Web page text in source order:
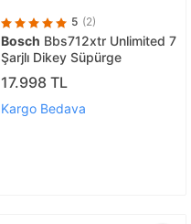
5 (2)
Bosch Bbs712xtr Unlimited 7
Şarjlı Dikey Süpürge
17.998 TL
Kargo Bedava